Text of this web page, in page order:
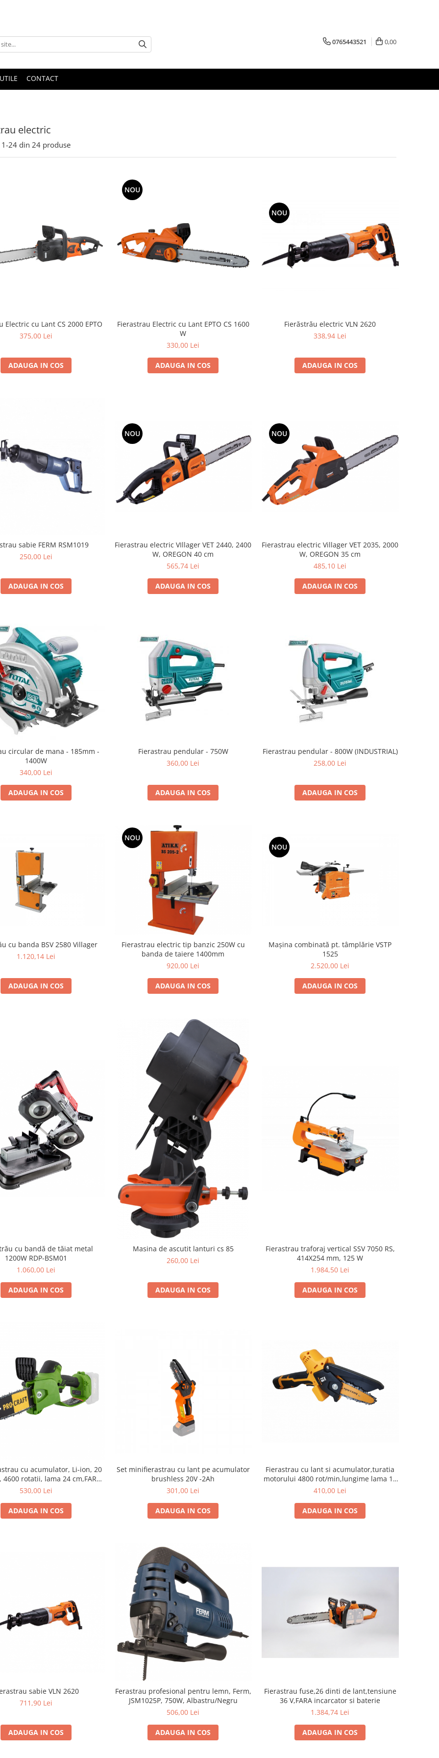
0765443521 0,00
CONTACT
electric
1-24 din 24 produse
Electric cu Lant CS 2000 EPTO
375,00 Lei
ADAUGA IN COS
NOU
Fierastrau Electric cu Lant EPTO CS 1600
W
330,00 Lei
ADAUGA IN COS
NOU
Fierăstrău electric VLN 2620
338,94 Lei
ADAUGA IN COS
sabie FERM RSM1019
250,00 Lei
ADAUGA IN COS
NOU
Fierastrau electric VIllager VET 2440, 2400
W, OREGON 40 cm
565,74 Lei
ADAUGA IN COS
NOU
Fierastrau electric Villager VET 2035, 2000
W, OREGON 35 cm
485,10 Lei
ADAUGA IN COS
circular de mana - 185mm -
1400W
340,00 Lei
ADAUGA IN COS
Fierastrau pendular - 750W
360,00 Lei
ADAUGA IN COS
Fierastrau pendular - 800W (INDUSTRIAL)
258,00 Lei
ADAUGA IN COS
Ferăstrău cu banda BSV 2580 Villager
1.120,14 Lei
ADAUGA IN COS
NOU
Fierastrau electric tip banzic 250W cu
banda de taiere 1400mm
920,00 Lei
ADAUGA IN COS
NOU
Mașina combinată pt. tâmplărie VSTP
1525
2.520,00 Lei
ADAUGA IN COS
cu bandă de tăiat metal
1200W RDP-BSM01
1.060,00 Lei
ADAUGA IN COS
Masina de ascutit lanturi cs 85
260,00 Lei
ADAUGA IN COS
Fierastrau traforaj vertical SSV 7050 RS,
414X254 mm, 125 W
1.984,50 Lei
ADAUGA IN COS
cu acumulator, Li-ion, 20
4600 rotatii, lama 24 cm,FARA
SI INCARCATOR
530,00 Lei
ADAUGA IN COS
Set minifierastrau cu lant pe acumulator
brushless 20V -2Ah
301,00 Lei
ADAUGA IN COS
Fierastrau cu lant si acumulator,turatia
motorului 4800 rot/min,lungime lama 10
cm
410,00 Lei
ADAUGA IN COS
sabie VLN 2620
711,90 Lei
ADAUGA IN COS
Ferastrau profesional pentru lemn, Ferm,
JSM1025P, 750W, Albastru/Negru
506,00 Lei
ADAUGA IN COS
Fierastrau fuse,26 dinti de lant,tensiune
36 V,FARA incarcator si baterie
1.384,74 Lei
ADAUGA IN COS